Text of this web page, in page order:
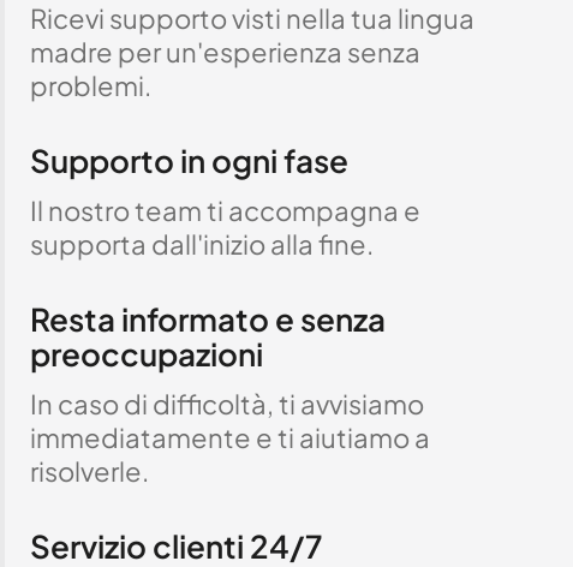
Ricevi supporto visti nella tua lingua
madre per un'esperienza senza
problemi.
Supporto in ogni fase
Il nostro team ti accompagna e
supporta dall'inizio alla fine.
Resta informato e senza
preoccupazioni
In caso di difficoltà, ti avvisiamo
immediatamente e ti aiutiamo a
risolverle.
Servizio clienti 24/7